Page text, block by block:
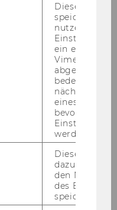
Dieses Cookie
speichert
ein
Vimeo-Video
abgespielt
bedeutet,
nächsten
eines Vimeo-
bevorzugten
werden.
Dieser
dazu
den
des
speichern.